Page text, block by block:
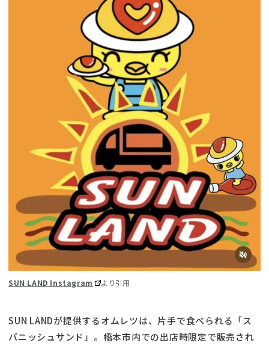
SUN LAND Instagram より引用
SUN LANDが提供するオムレツは、片手で食べられる「ス
パニッシュサンド」。橋本市内での出店時限定で販売され